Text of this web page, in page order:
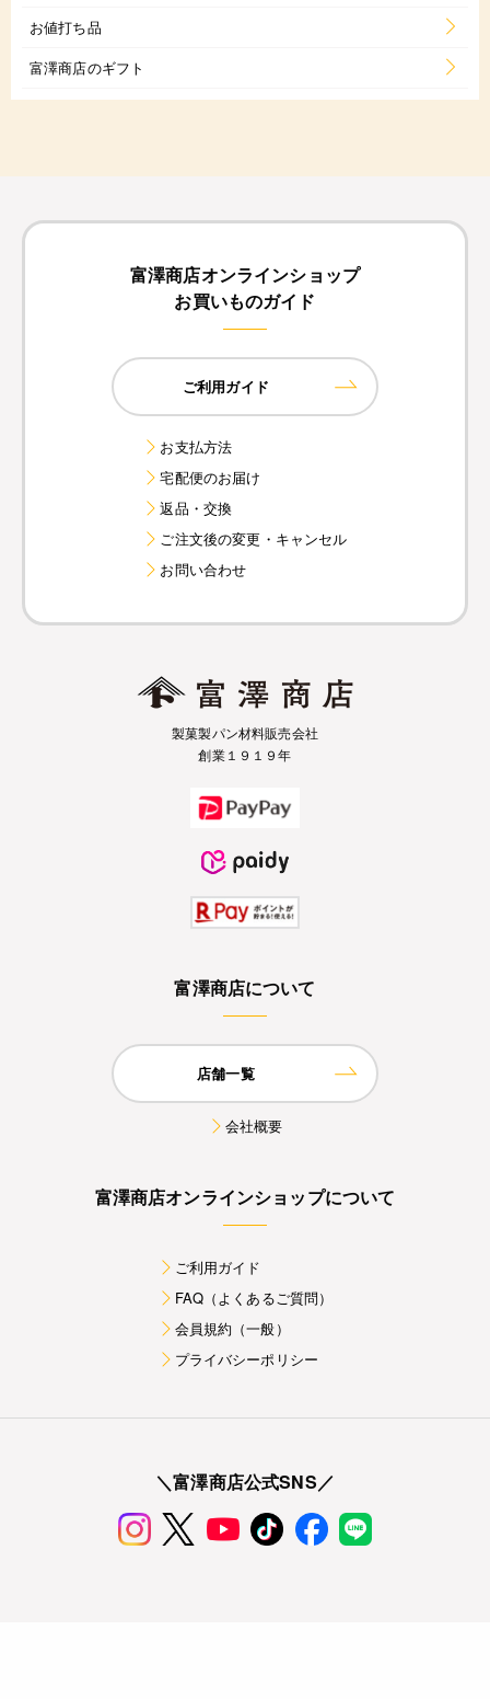
お値打ち品
富澤商店のギフト
富澤商店オンラインショップ
お買いものガイド
ご利用ガイド
お支払方法
宅配便のお届け
返品・交換
ご注文後の変更・キャンセル
お問い合わせ
製菓製パン材料販売会社
創業１９１９年
富澤商店について
店舗一覧
会社概要
富澤商店オンラインショップについて
ご利用ガイド
FAQ（よくあるご質問）
会員規約（一般）
プライバシーポリシー
＼富澤商店公式SNS／